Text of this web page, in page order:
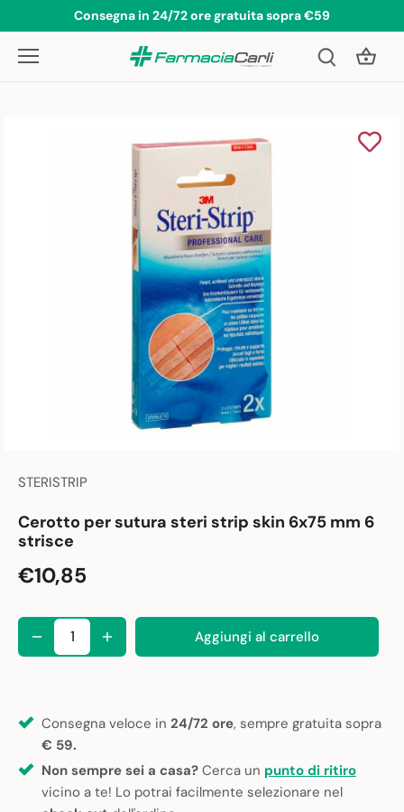
al
contenuto
Consegna in 24/72 ore gratuita sopra €59
STERISTRIP
Cerotto per sutura steri strip skin 6x75 mm 6
strisce
€10,85
Aggiungi al carrello
Consegna veloce in 24/72 ore, sempre gratuita sopra
€ 59.
Non sempre sei a casa? Cerca un punto di ritiro
vicino a te! Lo potrai facilmente selezionare nel